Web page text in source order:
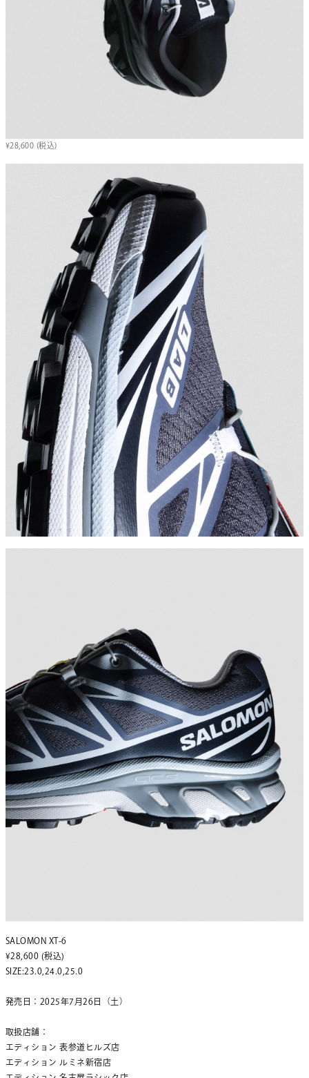
¥28,600 (税込)
SALOMON XT-6
¥28,600 (税込)
SIZE:23.0,24.0,25.0
発売日：2025年7月26日（土）
取扱店舗：
エディション 表参道ヒルズ店
エディション ルミネ新宿店